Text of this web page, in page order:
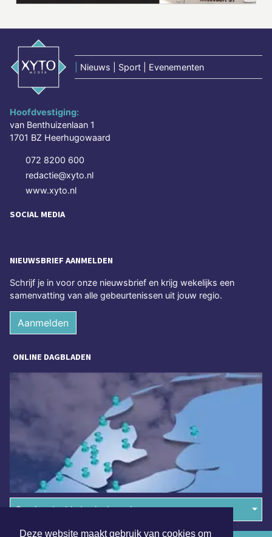
Deze website maakt gebruik van cookies om
Nieuws | Sport | Evenementen
Hoofdvestiging:
van Benthuizenlaan 1
1701 BZ Heerhugowaard
072 8200 600
redactie@xyto.nl
www.xyto.nl
SOCIAL MEDIA
NIEUWSBRIEF AANMELDEN
Schrijf je in voor onze nieuwsbrief en krijg wekelijks een
samenvatting van alle gebeurtenissen uit jouw regio.
Aanmelden
ONLINE DAGBLADEN
Overige dagbladen in de regio